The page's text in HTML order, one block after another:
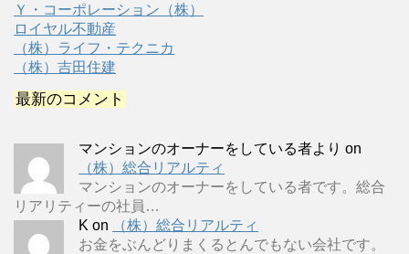
Ｙ・コーポレーション（株）
ロイヤル不動産
（株）ライフ・テクニカ
（株）吉田住建
最新のコメント
マンションのオーナーをしている者より on
（株）総合リアルティ
マンションのオーナーをしている者です。総合
リアリティーの社員…
K on
（株）総合リアルティ
お金をぶんどりまくるとんでもない会社です。